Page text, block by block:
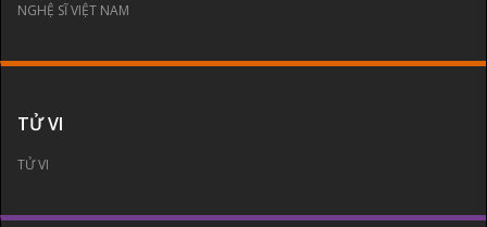
NGHỆ SĨ VIỆT NAM
TỬ VI
TỬ VI